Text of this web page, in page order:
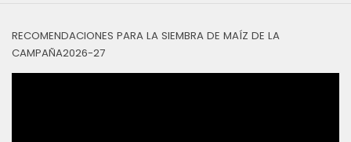
RECOMENDACIONES PARA LA SIEMBRA DE MAÍZ DE LA
CAMPAÑA2026-27